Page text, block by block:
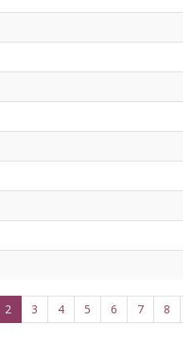
2 3 4 5 6 7 8